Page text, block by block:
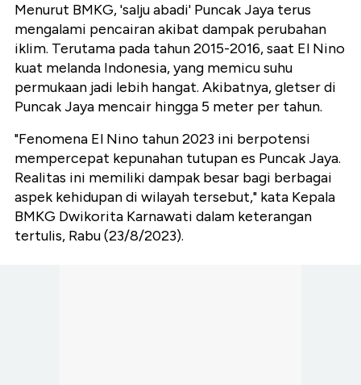
Menurut BMKG, 'salju abadi' Puncak Jaya terus
mengalami pencairan akibat dampak perubahan
iklim. Terutama pada tahun 2015-2016, saat El Nino
kuat melanda Indonesia, yang memicu suhu
permukaan jadi lebih hangat. Akibatnya, gletser di
Puncak Jaya mencair hingga 5 meter per tahun.
"Fenomena El Nino tahun 2023 ini berpotensi
mempercepat kepunahan tutupan es Puncak Jaya.
Realitas ini memiliki dampak besar bagi berbagai
aspek kehidupan di wilayah tersebut," kata Kepala
BMKG Dwikorita Karnawati dalam keterangan
tertulis, Rabu (23/8/2023).